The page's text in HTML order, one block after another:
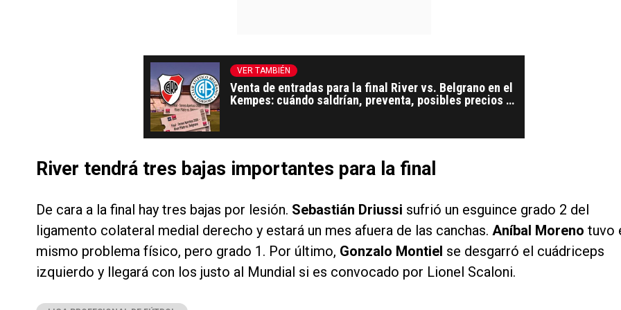
VER TAMBIÉN
Venta de entradas para la final River vs. Belgrano en el
Kempes: cuándo saldrían, preventa, posibles precios y
River tendrá tres bajas importantes para la final
De cara a la final hay tres bajas por lesión. Sebastián Driussi sufrió un esguince grado 2 del
ligamento colateral medial derecho y estará un mes afuera de las canchas. Aníbal Moreno tuvo
mismo problema físico, pero grado 1. Por último, Gonzalo Montiel se desgarró el cuádriceps
izquierdo y llegará con los justo al Mundial si es convocado por Lionel Scaloni.